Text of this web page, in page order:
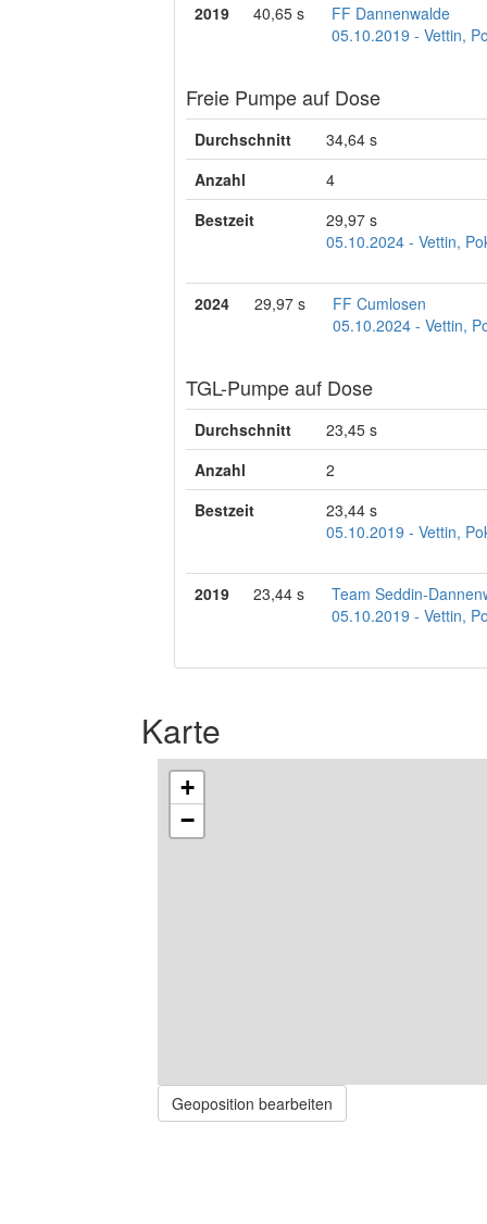
2019 40,65 s
FF Dannenwalde
05.10.2019 - Vettin,
Freie Pumpe auf Dose
Durchschnitt
34,64 s
Anzahl
4
Bestzeit
29,97 s
05.10.2024 - Vettin,
2024 29,97 s
FF Cumlosen
05.10.2024 - Vettin,
TGL-Pumpe auf Dose
Durchschnitt
23,45 s
Anzahl
2
Bestzeit
23,44 s
05.10.2019 - Vettin,
2019 23,44 s
Team Seddin-
05.10.2019 - Vettin,
Karte
+
−
Geoposition bearbeiten